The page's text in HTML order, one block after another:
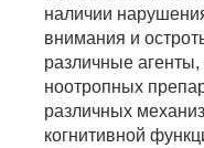
наличии
внимания и
различные
ноотропных
различных
когнитивной